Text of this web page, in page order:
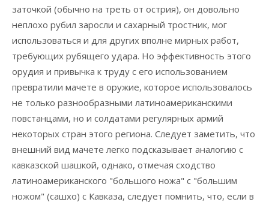
заточкой (обычно на треть от острия), он довольно
неплохо рубил заросли и сахарный тростник, мог
использоваться и для других вполне мирных работ,
требующих рубящего удара. Но эффективность этого
орудия и привычка к труду с его использованием
превратили мачете в оружие, которое использовалось
не только разнообразными латиноамериканскими
повстанцами, но и солдатами регулярных армий
некоторых стран этого региона. Следует заметить, что
внешний вид мачете легко подсказывает аналогию с
кавказской шашкой, однако, отмечая сходство
латиноамериканского "большого ножа" с "большим
ножом" (сашхо) с Кавказа, следует помнить, что, если в